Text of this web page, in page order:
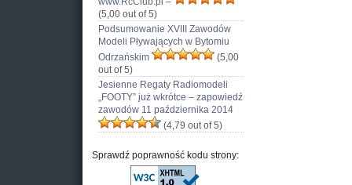
(5,00 out of 5)
Podsumowanie XVIII Zawodów
Modeli Pływających w Bytomiu
Odrzańskim
(5,00
out of 5)
Jesienne Regaty Radiomodeli
„FOOTY” już wkrótce – zapowiedź
zawodów 11 października 2014
(4,79 out of 5)
Sprawdź poprawność kodu strony: